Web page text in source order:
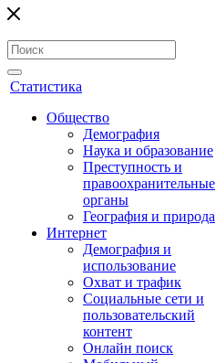
Статистика
Общество
Демография
Наука и образование
Преступность и
правоохранительные
органы
География и природа
Интернет
Демография и
использование
Охват и трафик
Социальные сети и
пользовательский
контент
Онлайн поиск